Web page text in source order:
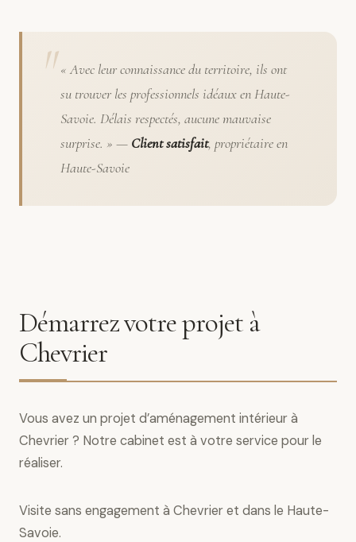
« Avec leur connaissance du territoire, ils ont
su trouver les professionnels idéaux en Haute-
Savoie. Délais respectés, aucune mauvaise
surprise. » — Client satisfait, propriétaire en
Haute-Savoie
Démarrez votre projet à
Chevrier
Vous avez un projet d’aménagement intérieur à
Chevrier ? Notre cabinet est à votre service pour le
réaliser.
Visite sans engagement à Chevrier et dans le Haute-
Savoie.